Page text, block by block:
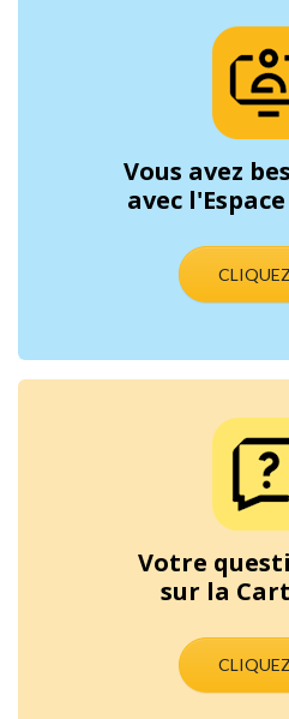
Vous avez
avec
Votre
sur la